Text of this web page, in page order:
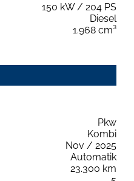
150 kW / 204 PS
Diesel
1.968 cm³
Pkw
Kombi
Nov / 2025
Automatik
23.300 km